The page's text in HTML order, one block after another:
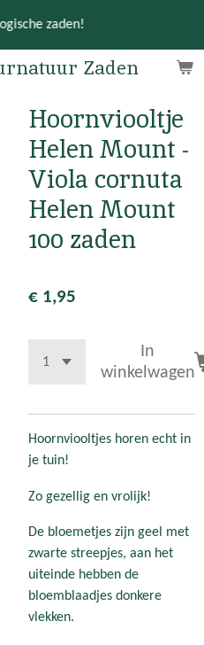
Zaden
zaden!
Hoornviooltje
Helen Mount -
Viola cornuta
Helen Mount
100 zaden
€ 1,95
In
winkelwagen
Hoornviooltjes horen echt in
je tuin!
Zo gezellig en vrolijk!
De bloemetjes zijn geel met
zwarte streepjes, aan het
uiteinde hebben de
bloemblaadjes donkere
vlekken.